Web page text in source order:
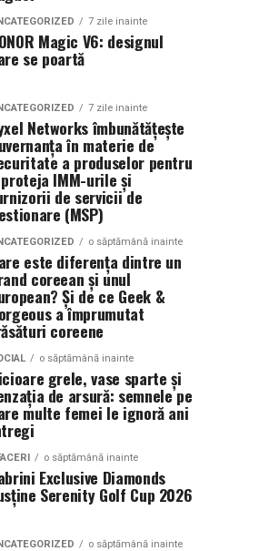
7 zile inainte
Magic V6: designul
se poartă
7 zile inainte
Networks îmbunătățește
în materie de
a produselor pentru
IMM-urile și
de servicii de
(MSP)
o săptămână inainte
este diferența dintre un
coreean și unul
Și de ce Geek &
a împrumutat
coreene
o săptămână inainte
grele, vase sparte și
de arsură: semnele pe
multe femei le ignoră ani
o săptămână inainte
Exclusive Diamonds
Serenity Golf Cup 2026
o săptămână inainte